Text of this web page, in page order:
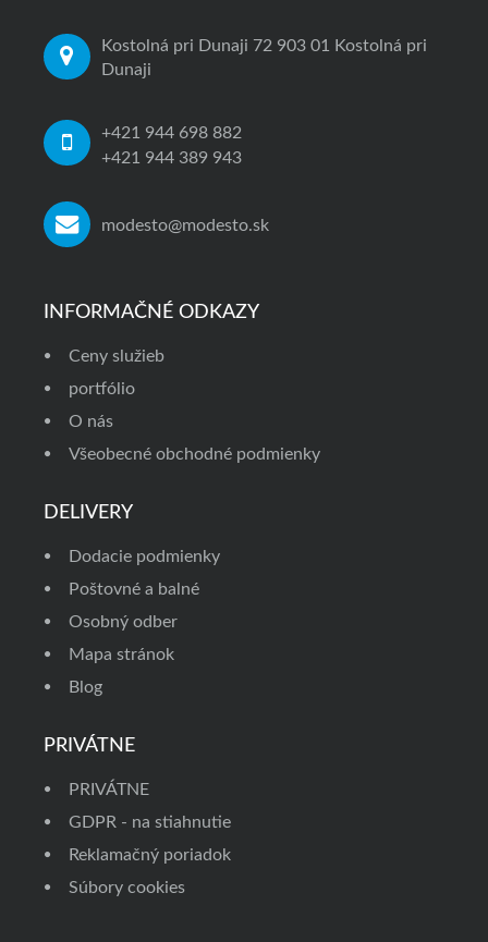
Kostolná pri Dunaji 72 903 01 Kostolná pri
Dunaji
+421 944 698 882
+421 944 389 943
modesto@modesto.sk
INFORMAČNÉ ODKAZY
Ceny služieb
portfólio
O nás
Všeobecné obchodné podmienky
DELIVERY
Dodacie podmienky
Poštovné a balné
Osobný odber
Mapa stránok
Blog
PRIVÁTNE
PRIVÁTNE
GDPR - na stiahnutie
Reklamačný poriadok
Súbory cookies